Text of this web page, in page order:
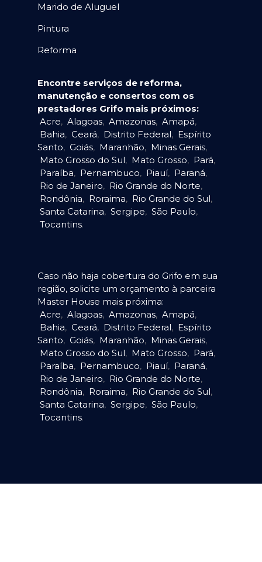
Marido de Aluguel
Pintura
Reforma
Encontre serviços de reforma,
manutenção e consertos com os
prestadores Grifo mais próximos:
Acre, Alagoas, Amazonas, Amapá,
Bahia, Ceará, Distrito Federal, Espírito
Santo, Goiás, Maranhão, Minas Gerais,
Mato Grosso do Sul, Mato Grosso, Pará,
Paraíba, Pernambuco, Piauí, Paraná,
Rio de Janeiro, Rio Grande do Norte,
Rondônia, Roraima, Rio Grande do Sul,
Santa Catarina, Sergipe, São Paulo,
Tocantins.
Caso não haja cobertura do Grifo em sua
região, solicite um orçamento à parceira
Master House mais próxima:
Acre, Alagoas, Amazonas, Amapá,
Bahia, Ceará, Distrito Federal, Espírito
Santo, Goiás, Maranhão, Minas Gerais,
Mato Grosso do Sul, Mato Grosso, Pará,
Paraíba, Pernambuco, Piauí, Paraná,
Rio de Janeiro, Rio Grande do Norte,
Rondônia, Roraima, Rio Grande do Sul,
Santa Catarina, Sergipe, São Paulo,
Tocantins.